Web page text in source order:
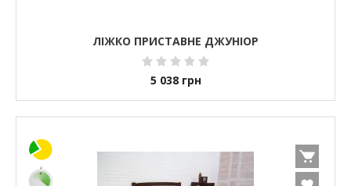
ЛІЖКО ПРИСТАВНЕ ДЖУНІОР
5 038 грн